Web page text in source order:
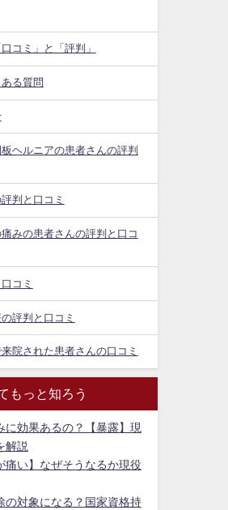
コミ」と「評判」
る質問
ヘルニアの患者さんの評判
判と口コミ
みの患者さんの評判と口コ
コミ
評判と口コミ
院された患者さんの口コミ
もっと知ろう
に効果あるの？【暴露】現
解説
痛い】なぜそうなるか現役
の対象になる？国家資格持